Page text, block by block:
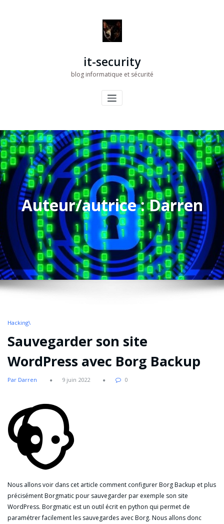
it-security
blog informatique et sécurité
Auteur/autrice :Darren
Hacking\
Sauvegarder son site
WordPress avec Borg Backup
Par Darren 9 juin 2022 0
Nous allons voir dans cet article comment configurer Borg Backup et plus
précisément Borgmatic pour sauvegarder par exemple son site
WordPress. Borgmatic est un outil écrit en python qui permet de
paramétrer facilement les sauvegardes avec Borg. Nous allons donc